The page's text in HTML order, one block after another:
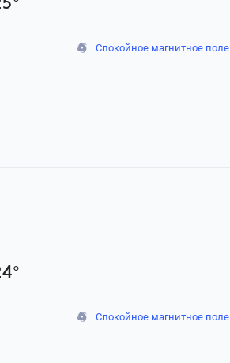
°
Спокойное магнитное поле
°
Спокойное магнитное поле